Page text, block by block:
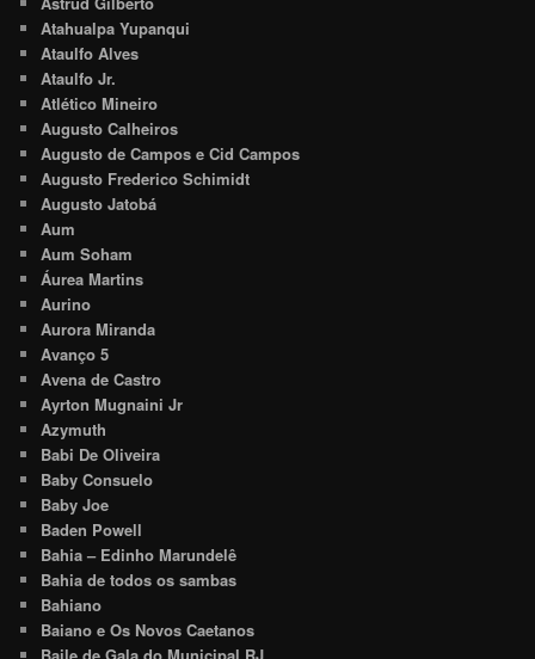
Atahualpa Yupanqui
Ataulfo Alves
Ataulfo Jr.
Atlético Mineiro
Augusto Calheiros
Augusto de Campos e Cid Campos
Augusto Frederico Schimidt
Augusto Jatobá
Aum
Aum Soham
Áurea Martins
Aurino
Aurora Miranda
Avanço 5
Avena de Castro
Ayrton Mugnaini Jr
Azymuth
Babi De Oliveira
Baby Consuelo
Baby Joe
Baden Powell
Bahia – Edinho Marundelê
Bahia de todos os sambas
Bahiano
Baiano e Os Novos Caetanos